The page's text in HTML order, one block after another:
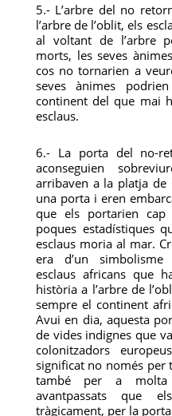
5.- L’arbre del no
l’arbre de l’oblit, els
al voltant de l’arbre
morts, les seves
cos no tornarien a
seves ànimes
continent del que mai
esclaus.
6.- La porta del no-
aconseguien
arribaven a la platja de
una porta i eren
que els portarien
poques estadístiques
esclaus moria al mar.
era d’un
esclaus africans que
història a l’arbre de
sempre el continent
Avui en dia, aquesta
de vides indignes que
colonitzadors
significat no només per
també per a
avantpassats que
tràgicament, per la